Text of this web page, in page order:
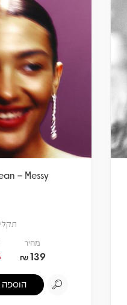
– Messy
מחיר
139
₪
הוספה